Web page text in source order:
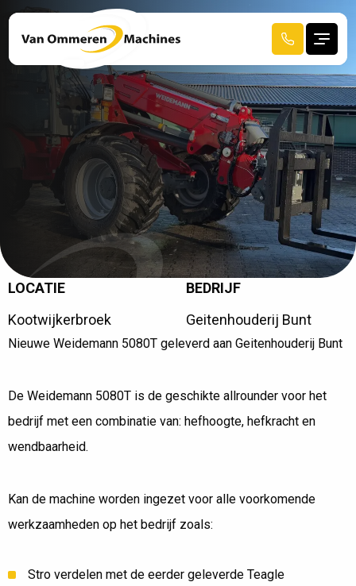
RECE LEVE
HOME
BUNT
LOCATIE
Kootwijkerbroek
BEDRIJF
Geitenhouderij Bunt
Nieuwe Weidemann 5080T geleverd aan Geitenhouderij Bunt
De Weidemann 5080T is de geschikte allrounder voor het
bedrijf met een combinatie van: hefhoogte, hefkracht en
wendbaarheid.
Kan de machine worden ingezet voor alle voorkomende
werkzaamheden op het bedrijf zoals:
Stro verdelen met de eerder geleverde Teagle